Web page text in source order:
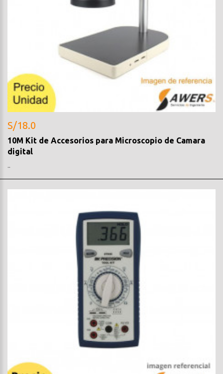
S/18.0
10M Kit de Accesorios para Microscopio de Camara
digital
..